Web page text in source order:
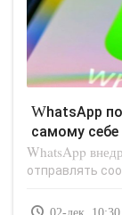
WhatsApp позволит отправлять сообщения
самому себе
WhatsApp
отправлять